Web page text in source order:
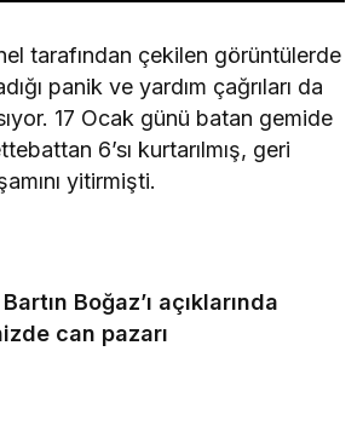
tarafından çekilen görüntülerde
panik ve yardım çağrıları da
17 Ocak günü batan gemide
6’sı kurtarılmış, geri
yitirmişti.
Boğaz’ı açıklarında
can pazarı